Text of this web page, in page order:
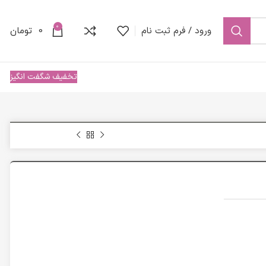
ورود / فرم ثبت نام 0
0 تومان
تخفیف شگفت انگیز